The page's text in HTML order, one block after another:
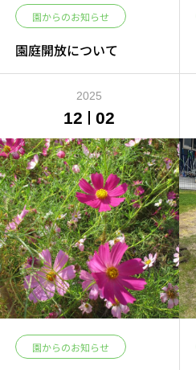
園からのお知らせ
園庭開放について
2025
12 02
園からのお知らせ